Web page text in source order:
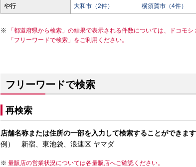
や行 大和市（2件） 横須賀市（4件）
「都道府県から検索」の結果で表示される件数については、ドコモ
「フリーワードで検索」をご利用ください。
フリーワードで検索
再検索
店舗名称または住所の一部を入力して検索することができます
例） 新宿、東池袋、浪速区 ヤマダ
量販店の営業状況については各量販店へご確認ください。